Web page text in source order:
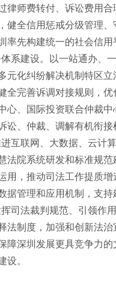
律师费转付、诉讼费用
健全信用惩戒分级管理
先构建统一的社会信用
建设。以一站通办、
元化纠纷解决机制特区
全完善诉调对接规则，
心、国际投资联合仲裁
讼、仲裁、调解有机衔接
联网、大数据、云计
法院系统研发和标准规
，推动司法工作提质
管理和应用机制，支持
法裁判规范、引领作
法制度，加强和创新法
障深圳发展更具竞争力
设。